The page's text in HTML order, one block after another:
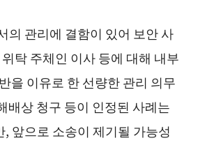
의 관리에 결함이 있어 보안 사
탁 주체인 이사 등에 대해 내부
을 이유로 한 선량한 관리 의무
배상 청구 등이 인정된 사례는
앞으로 소송이 제기될 가능성